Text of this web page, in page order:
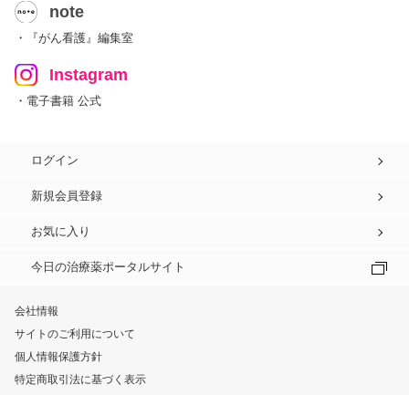
note
・『がん看護』編集室
Instagram
・電子書籍 公式
ログイン
新規会員登録
お気に入り
今日の治療薬ポータルサイト
会社情報
サイトのご利用について
個人情報保護方針
特定商取引法に基づく表示